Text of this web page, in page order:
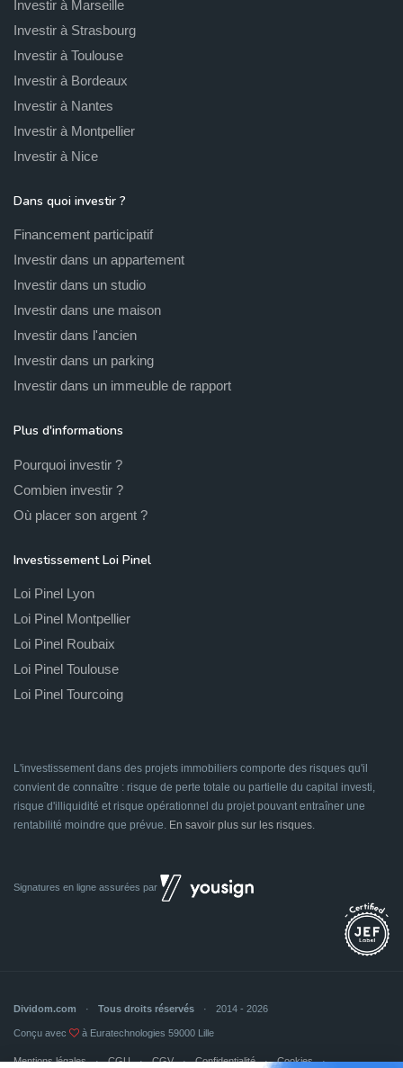
Investir à Marseille
Investir à Strasbourg
Investir à Toulouse
Investir à Bordeaux
Investir à Nantes
Investir à Montpellier
Investir à Nice
Dans quoi investir ?
Financement participatif
Investir dans un appartement
Investir dans un studio
Investir dans une maison
Investir dans l'ancien
Investir dans un parking
Investir dans un immeuble de rapport
Plus d'informations
Pourquoi investir ?
Combien investir ?
Où placer son argent ?
Investissement Loi Pinel
Loi Pinel Lyon
Loi Pinel Montpellier
Loi Pinel Roubaix
Loi Pinel Toulouse
Loi Pinel Tourcoing
L'investissement dans des projets immobiliers comporte des risques qu'il
convient de connaître : risque de perte totale ou partielle du capital investi,
risque d'illiquidité et risque opérationnel du projet pouvant entraîner une
rentabilité moindre que prévue. En savoir plus sur les risques
Signatures en ligne assurées par
Dividom.com Tous droits réservés 2014 - 2026
Conçu avec à Euratechnologies 59000 Lille
Mentions légales CGU CGV Confidentialité Cookies